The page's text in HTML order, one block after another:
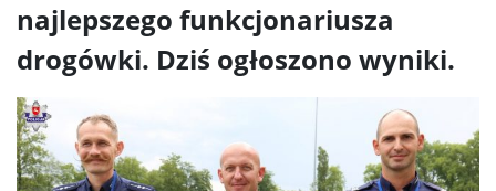
najlepszego funkcjonariusza
drogówki. Dziś ogłoszono wyniki.